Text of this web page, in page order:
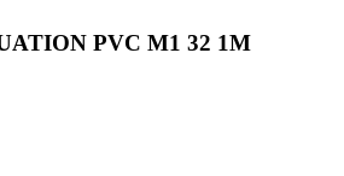
PVC M1 32 1M